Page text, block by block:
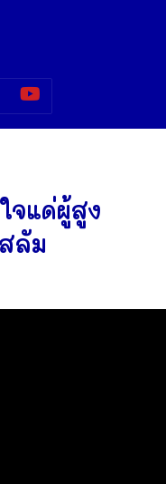
จแด่ผู้สูง
ลัม